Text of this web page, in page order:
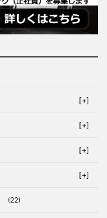
[+]
[+]
[+]
[+]
(22)